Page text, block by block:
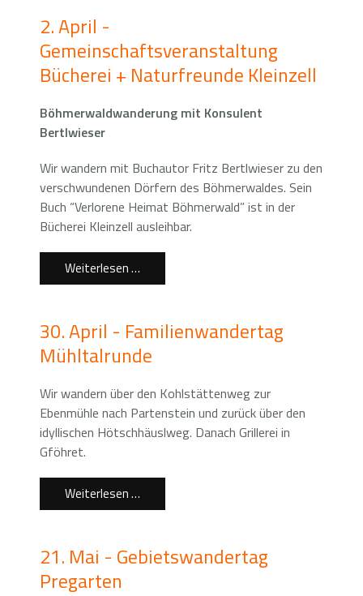
2. April -
Gemeinschaftsveranstaltung
Bücherei + Naturfreunde Kleinzell
Böhmerwaldwanderung mit Konsulent
Bertlwieser
Wir wandern mit Buchautor Fritz Bertlwieser zu den
verschwundenen Dörfern des Böhmerwaldes. Sein
Buch “Verlorene Heimat Böhmerwald” ist in der
Bücherei Kleinzell ausleihbar.
Weiterlesen …
30. April - Familienwandertag
Mühltalrunde
Wir wandern über den Kohlstättenweg zur
Ebenmühle nach Partenstein und zurück über den
idyllischen Hötschhäuslweg. Danach Grillerei in
Gföhret.
Weiterlesen …
21. Mai - Gebietswandertag
Pregarten